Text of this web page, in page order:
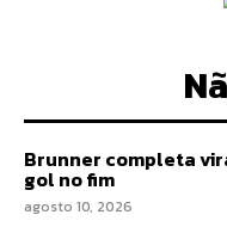
Brunner completa
gol no fim
agosto 10, 2026